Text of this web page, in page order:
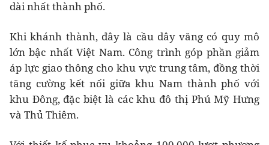
dài nhất thành phố.
Khi khánh thành, đây là cầu dây văng có quy mô
lớn bậc nhất Việt Nam. Công trình góp phần giảm
áp lực giao thông cho khu vực trung tâm, đồng thời
tăng cường kết nối giữa khu Nam thành phố với
khu Đông, đặc biệt là các khu đô thị Phú Mỹ Hưng
và Thủ Thiêm.